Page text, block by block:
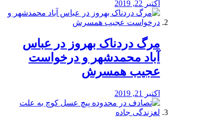
اکتبر 22, 2019
مرگ دردناک بهروز در عباس
آباد محمدشهر و درخواست
عجیب همسرش
اکتبر 21, 2019